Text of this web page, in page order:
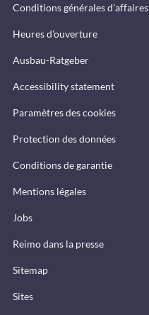
Conditions générales d'affaires
Heures d'ouverture
Ausbau-Ratgeber
Accessibility statement
Paramètres des cookies
Protection des données
Conditions de garantie
Mentions légales
Jobs
Reimo dans la presse
Sitemap
Sites